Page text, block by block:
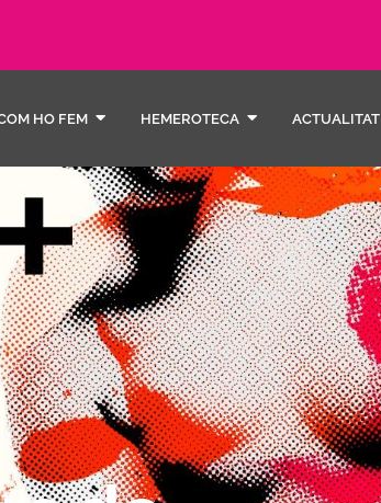
HO FEM HEMEROTECA ACTUALITAT